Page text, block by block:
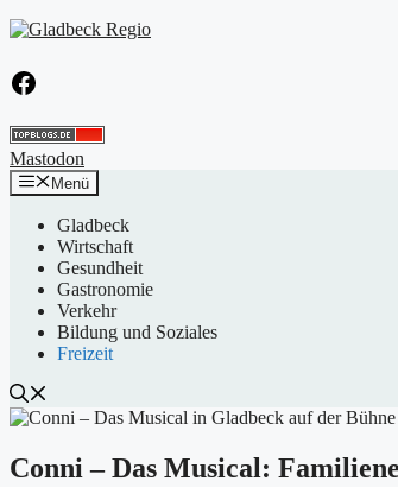
Zum
springen
Facebook
Mastodon
Menü
Gladbeck
Wirtschaft
Gesundheit
Gastronomie
Verkehr
Bildung und Soziales
Freizeit
Conni – Das Musical: